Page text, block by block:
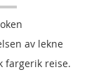
av lekne
fargerik reise.